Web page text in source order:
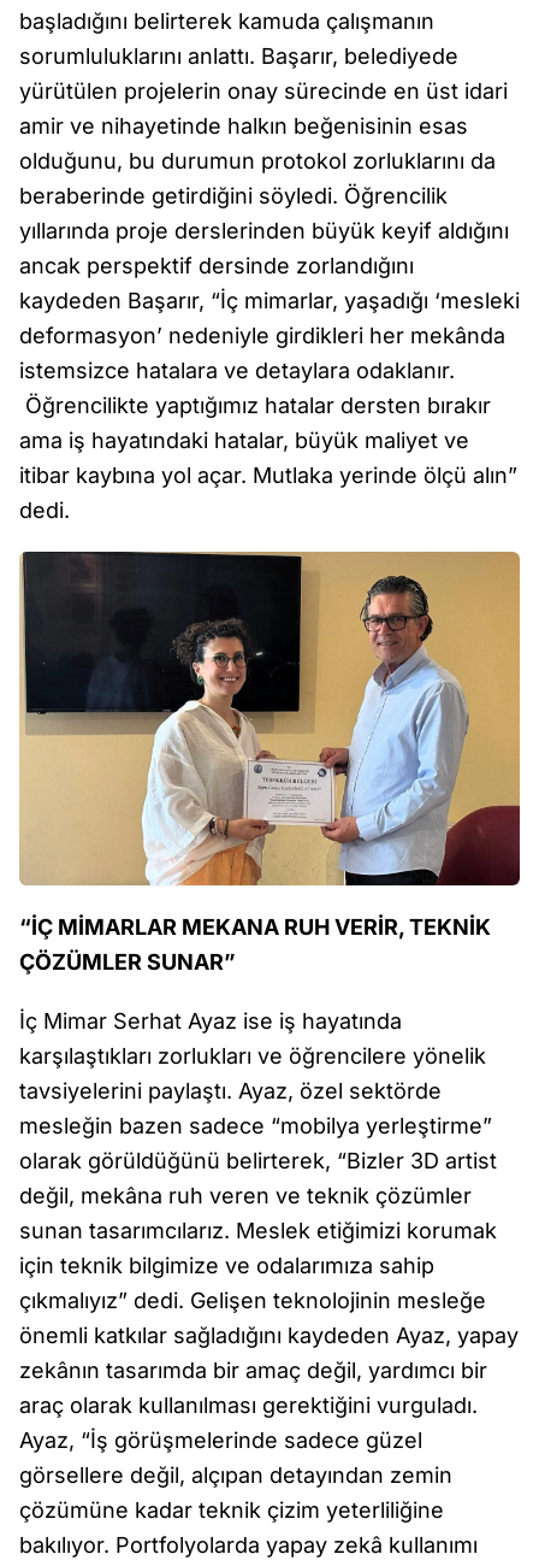
başladığını belirterek kamuda çalışmanın
sorumluluklarını anlattı. Başarır, belediyede
yürütülen projelerin onay sürecinde en üst idari
amir ve nihayetinde halkın beğenisinin esas
olduğunu, bu durumun protokol zorluklarını da
beraberinde getirdiğini söyledi. Öğrencilik
yıllarında proje derslerinden büyük keyif aldığını
ancak perspektif dersinde zorlandığını
kaydeden Başarır, “İç mimarlar, yaşadığı ‘mesleki
deformasyon’ nedeniyle girdikleri her mekânda
istemsizce hatalara ve detaylara odaklanır.
Öğrencilikte yaptığımız hatalar dersten bırakır
ama iş hayatındaki hatalar, büyük maliyet ve
itibar kaybına yol açar. Mutlaka yerinde ölçü alın”
dedi.
“İÇ MİMARLAR MEKANA RUH VERİR, TEKNİK
ÇÖZÜMLER SUNAR”
İç Mimar Serhat Ayaz ise iş hayatında
karşılaştıkları zorlukları ve öğrencilere yönelik
tavsiyelerini paylaştı. Ayaz, özel sektörde
mesleğin bazen sadece “mobilya yerleştirme”
olarak görüldüğünü belirterek, “Bizler 3D artist
değil, mekâna ruh veren ve teknik çözümler
sunan tasarımcılarız. Meslek etiğimizi korumak
için teknik bilgimize ve odalarımıza sahip
çıkmalıyız” dedi. Gelişen teknolojinin mesleğe
önemli katkılar sağladığını kaydeden Ayaz, yapay
zekânın tasarımda bir amaç değil, yardımcı bir
araç olarak kullanılması gerektiğini vurguladı.
Ayaz, “İş görüşmelerinde sadece güzel
görsellere değil, alçıpan detayından zemin
çözümüne kadar teknik çizim yeterliliğine
bakılıyor. Portfolyolarda yapay zekâ kullanımı